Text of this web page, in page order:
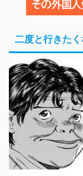
二度と行きた